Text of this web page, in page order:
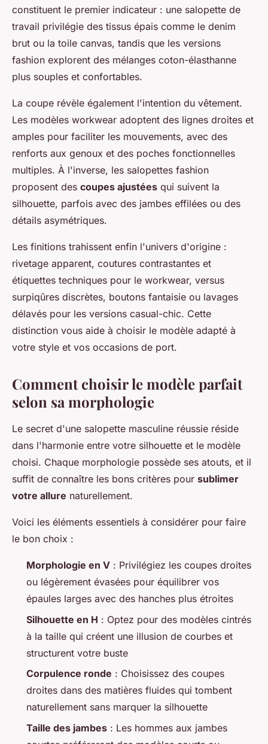
constituent le premier indicateur : une salopette de
travail privilégie des tissus épais comme le denim
brut ou la toile canvas, tandis que les versions
fashion explorent des mélanges coton-élasthanne
plus souples et confortables.
La coupe révèle également l'intention du vêtement.
Les modèles workwear adoptent des lignes droites et
amples pour faciliter les mouvements, avec des
renforts aux genoux et des poches fonctionnelles
multiples. À l'inverse, les salopettes fashion
proposent des coupes ajustées qui suivent la
silhouette, parfois avec des jambes effilées ou des
détails asymétriques.
Les finitions trahissent enfin l'univers d'origine :
rivetage apparent, coutures contrastantes et
étiquettes techniques pour le workwear, versus
surpiqûres discrètes, boutons fantaisie ou lavages
délavés pour les versions casual-chic. Cette
distinction vous aide à choisir le modèle adapté à
votre style et vos occasions de port.
Comment choisir le modèle parfait
selon sa morphologie
Le secret d'une salopette masculine réussie réside
dans l'harmonie entre votre silhouette et le modèle
choisi. Chaque morphologie possède ses atouts, et il
suffit de connaître les bons critères pour sublimer
votre allure naturellement.
Voici les éléments essentiels à considérer pour faire
le bon choix :
Morphologie en V : Privilégiez les coupes droites
ou légèrement évasées pour équilibrer vos
épaules larges avec des hanches plus étroites
Silhouette en H : Optez pour des modèles cintrés
à la taille qui créent une illusion de courbes et
structurent votre buste
Corpulence ronde : Choisissez des coupes
droites dans des matières fluides qui tombent
naturellement sans marquer la silhouette
Taille des jambes : Les hommes aux jambes